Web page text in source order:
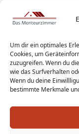
Um dir ein optimales
Cookies, um
zuzugreifen. Wenn du
wie das Surfverhalten
Wenn du deine
bestimmte Merkmale